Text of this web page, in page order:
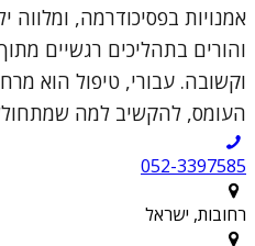
אמנויות בפסיכודרמה, ומלווה
והורים בתהליכים רגשיים
וקשובה. עבורי, טיפול הוא
העומס, להקשיב למה
052-3397585
רחובות, ישראל